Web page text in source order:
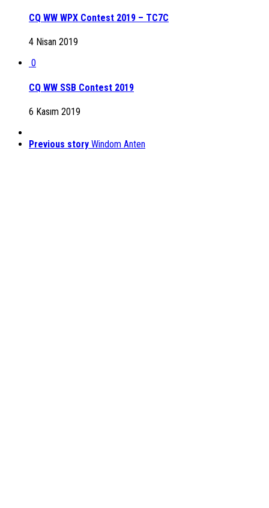
CQ WW WPX Contest 2019 – TC7C
4 Nisan 2019
0
CQ WW SSB Contest 2019
6 Kasım 2019
Previous story Windom Anten